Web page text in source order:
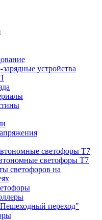
устройства
светофоры Т7
светофоры Т7
светофоров на
переход"